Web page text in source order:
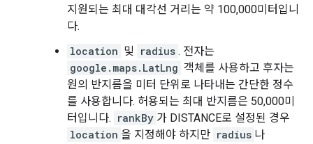
지원되는 최대 대각선 거리는 약 100,000미터입니
다.
location 및 radius . 전자는
google.maps.LatLng 객체를 사용하고 후자는
원의 반지름을 미터 단위로 나타내는 간단한 정수
를 사용합니다. 허용되는 최대 반지름은 50,000미
터입니다. rankBy 가 DISTANCE로 설정된 경우
location 을 지정해야 하지만 radius 나